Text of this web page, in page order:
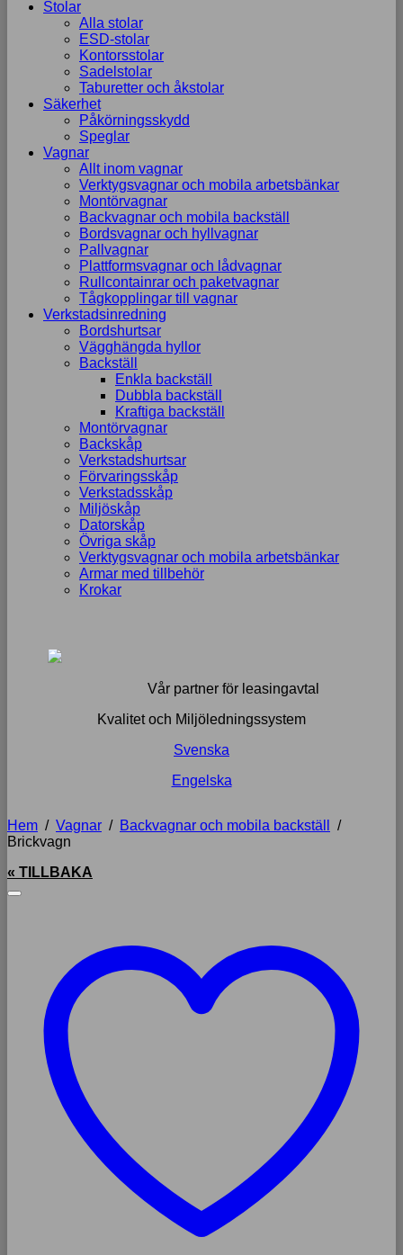
Stolar
Alla stolar
ESD-stolar
Kontorsstolar
Sadelstolar
Taburetter och åkstolar
Säkerhet
Påkörningsskydd
Speglar
Vagnar
Allt inom vagnar
Verktygsvagnar och mobila arbetsbänkar
Montörvagnar
Backvagnar och mobila backställ
Bordsvagnar och hyllvagnar
Pallvagnar
Plattformsvagnar och lådvagnar
Rullcontainrar och paketvagnar
Tågkopplingar till vagnar
Verkstadsinredning
Bordshurtsar
Vägghängda hyllor
Backställ
Enkla backställ
Dubbla backställ
Kraftiga backställ
Montörvagnar
Backskåp
Verkstadshurtsar
Förvaringsskåp
Verkstadsskåp
Miljöskåp
Datorskåp
Övriga skåp
Verktygsvagnar och mobila arbetsbänkar
Armar med tillbehör
Krokar
Vår partner för leasingavtal
Kvalitet och Miljöledningssystem
Svenska
Engelska
Hem / Vagnar / Backvagnar och mobila backställ
/
Brickvagn
« TILLBAKA